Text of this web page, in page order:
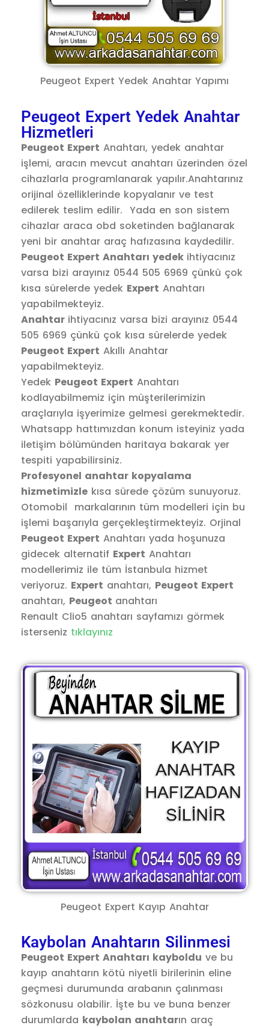
Peugeot Expert Yedek Anahtar Yapımı
Peugeot Expert Yedek Anahtar
Hizmetleri
Peugeot Expert Anahtarı, yedek anahtar
işlemi, aracın mevcut anahtarı üzerinden özel
cihazlarla programlanarak yapılır.Anahtarınız
orijinal özelliklerinde kopyalanır ve test
edilerek teslim edilir. Yada en son sistem
cihazlar araca obd soketinden bağlanarak
yeni bir anahtar araç hafızasına kaydedilir.
Peugeot Expert Anahtarı yedek ihtiyacınız
varsa bizi arayınız 0544 505 6969 çünkü çok
kısa sürelerde yedek Expert Anahtarı
yapabilmekteyiz.
Anahtar ihtiyacınız varsa bizi arayınız 0544
505 6969 çünkü çok kısa sürelerde yedek
Peugeot Expert Akıllı Anahtar
yapabilmekteyiz.
Yedek Peugeot Expert Anahtarı
kodlayabilmemiz için müşterilerimizin
araçlarıyla işyerimize gelmesi gerekmektedir.
Whatsapp hattımızdan konum isteyiniz yada
iletişim bölümünden haritaya bakarak yer
tespiti yapabilirsiniz.
Profesyonel anahtar kopyalama
hizmetimizle kısa sürede çözüm sunuyoruz.
Otomobil markalarının tüm modelleri için bu
işlemi başarıyla gerçekleştirmekteyiz. Orjinal
Peugeot Expert Anahtarı yada hoşunuza
gidecek alternatif Expert Anahtarı
modellerimiz ile tüm İstanbula hizmet
veriyoruz. Expert anahtarı, Peugeot Expert
anahtarı, Peugeot anahtarı
Renault Clio5 anahtarı sayfamızı görmek
isterseniz tıklayınız
Peugeot Expert Kayıp Anahtar
Kaybolan Anahtarın Silinmesi
Peugeot Expert Anahtarı kayboldu ve bu
kayıp anahtarın kötü niyetli birilerinin eline
geçmesi durumunda arabanın çalınması
sözkonusu olabilir. İşte bu ve buna benzer
durumlarda kaybolan anahtarın araç